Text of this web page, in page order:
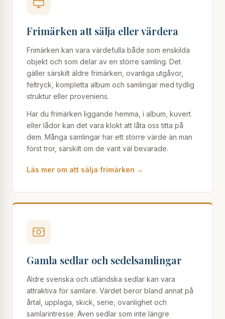
Frimärken att sälja eller värdera
Frimärken kan vara värdefulla både som enskilda
objekt och som delar av en större samling. Det
gäller särskilt äldre frimärken, ovanliga utgåvor,
feltryck, kompletta album och samlingar med tydlig
struktur eller proveniens.
Har du frimärken liggande hemma, i album, kuvert
eller lådor kan det vara klokt att låta oss titta på
dem. Många samlingar har ett större värde än man
först tror, särskilt om de varit väl bevarade.
Läs mer om att sälja frimärken →
Gamla sedlar och sedelsamlingar
Äldre svenska och utländska sedlar kan vara
attraktiva för samlare. Värdet beror bland annat på
årtal, upplaga, skick, serie, ovanlighet och
samlarintresse. Även sedlar som inte längre